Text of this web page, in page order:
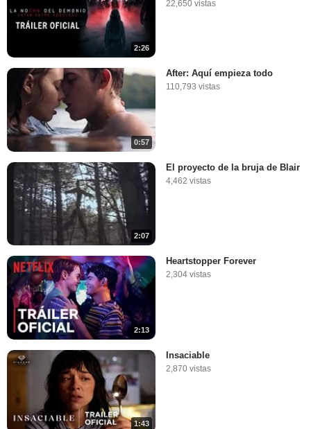
2:26
22,650 vistas
0:57
After: Aquí empieza todo
110,793 vistas
2:07
El proyecto de la bruja de Blair
4,462 vistas
2:13
Heartstopper Forever
2,304 vistas
1:43
Insaciable
2,870 vistas